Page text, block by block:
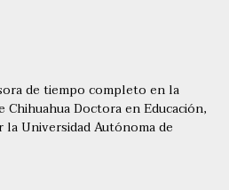
de tiempo completo en la
Chihuahua Doctora en Educación,
Universidad Autónoma de